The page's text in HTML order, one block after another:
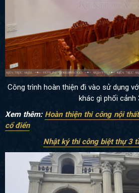
Công trình hoàn thiện đi vào sử dụng
khác gì phối cảnh
Xem thêm: Hoàn thiện thi công nội
cổ điển
Nhật ký thi công biệt thự 3